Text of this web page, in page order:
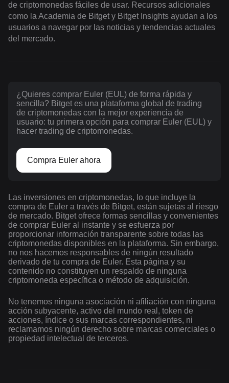
de criptomonedas fáciles de usar. Recursos adicionales
como la Academia de Bitget y Bitget Insights ayudan a los
usuarios a navegar por las noticias y tendencias actuales
del mercado.
¿Quieres comprar Euler (EUL) de forma rápida y
sencilla? Bitget es una plataforma global de trading
de criptomonedas con la mejor experiencia de
usuario: tu primera opción para comprar Euler (EUL) y
hacer trading de criptomonedas.
Compra Euler ahora
Las inversiones en criptomonedas, lo que incluye la
compra de Euler a través de Bitget, están sujetas al riesgo
de mercado. Bitget ofrece formas sencillas y convenientes
de comprar Euler al instante y se esfuerza por
proporcionar información transparente sobre todas las
criptomonedas disponibles en la plataforma. Sin embargo,
no nos hacemos responsables de ningún resultado
derivado de tu compra de Euler. Esta página y su
contenido no constituyen un respaldo de ninguna
criptomoneda específica o método de adquisición.
No tenemos ninguna asociación ni afiliación con ninguna
acción subyacente, activo del mundo real, token de
acciones, índice o sus marcas correspondientes, ni
reclamamos ningún derecho sobre marcas comerciales o
propiedad intelectual de terceros.